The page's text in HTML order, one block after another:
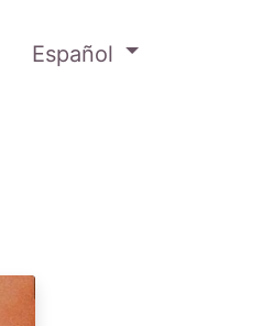
Español